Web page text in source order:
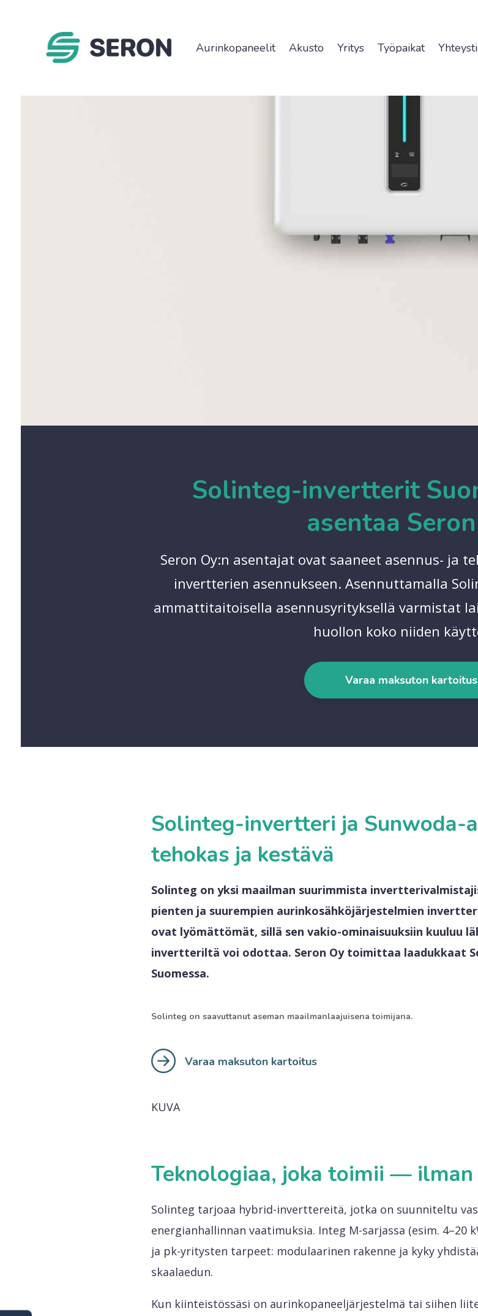
Aurinkopaneelit Akusto Yritys Työpaikat
Solinteg-invertterit
asentaa
Seron Oy:n asentajat ovat saaneet asennus- ja
invertterien asennukseen. Asennuttamalla
ammattitaitoisella asennusyrityksellä varmistat
huollon koko niiden
Varaa maksuton kartoitus
Solinteg-invertteri ja Sunwoda-
tehokas ja kestävä
Solinteg on yksi maailman suurimmista
pienten ja suurempien aurinkosähköjärjestelmien
ovat lyömättömät, sillä sen vakio-ominaisuuksiin kuuluu
invertteriltä voi odottaa. Seron Oy toimittaa laadukkaat
Suomessa.
Solinteg on saavuttanut aseman maailmanlaajuisena toimijana.
Varaa maksuton kartoitus
KUVA
Teknologiaa, joka toimii —
Solinteg tarjoaa hybrid-inverttereitä, jotka on suunniteltu
energianhallinnan vaatimuksia. Integ M-sarjassa (esim.
ja pk-yritysten tarpeet: modulaarinen rakenne ja kyky
skaalaedun.
Kun kiinteistössäsi on aurinkopaneeljärjestelmä tai siihen